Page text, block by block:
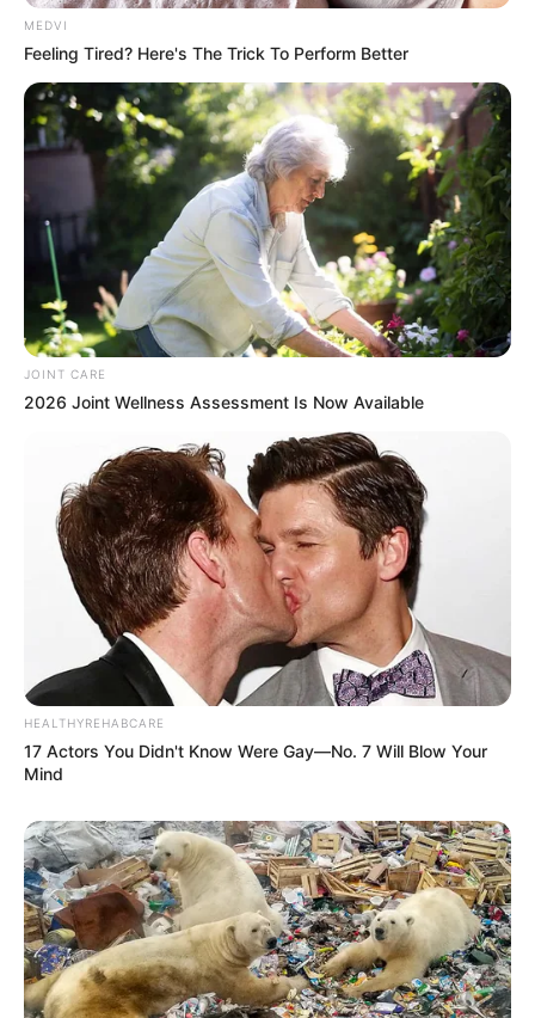
Participe do nosso grupo do
WhatsApp!
Fique informado em tempo real sobre as principais
notícias de Paraguaçu Paulista e região
Clique aqui para entrar no grupo
MEDVI
Feeling Tired? Here's The Trick To Perform Better
JOINT CARE
2026 Joint Wellness Assessment Is Now Available
HEALTHYREHABCARE
17 Actors You Didn't Know Were Gay—No. 7 Will Blow Your
Mind